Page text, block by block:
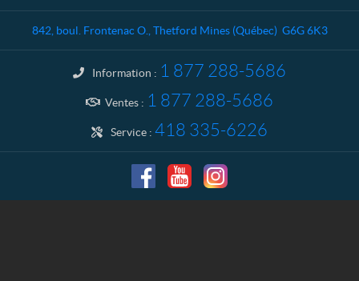
t
c
o
M
842, boul. Frontenac O.,Thetford Mines(Québec) G6G 6K3
Information : 1 877 288-5686
Ventes : 1 877 288-5686
Service : 418 335-6226